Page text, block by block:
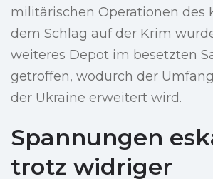
militärischen Operationen des
dem Schlag auf der Krim
weiteres Depot im besetzten
getroffen, wodurch der
der Ukraine erweitert wird.
Spannungen
trotz widriger